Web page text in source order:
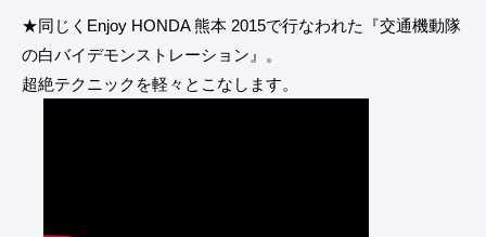
★同じくEnjoy HONDA 熊本 2015で行なわれた『交通機動隊
の白バイデモンストレーション』。
超絶テクニックを軽々とこなします。